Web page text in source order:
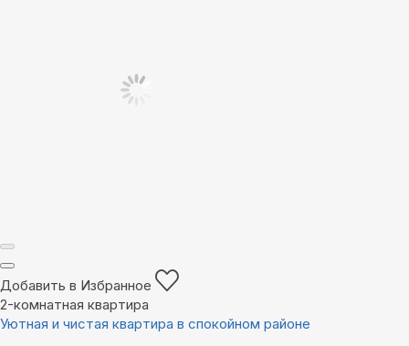
Добавить в Избранное
2-комнатная квартира
Уютная и чистая квартира в спокойном районе